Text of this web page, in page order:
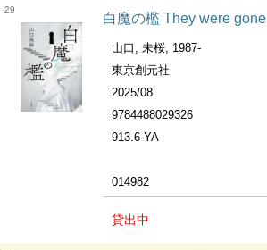
29
白魔の檻 They were gone
山口, 未桜, 1987-
東京創元社
2025/08
9784488029326
913.6-YA
014982
貸出中